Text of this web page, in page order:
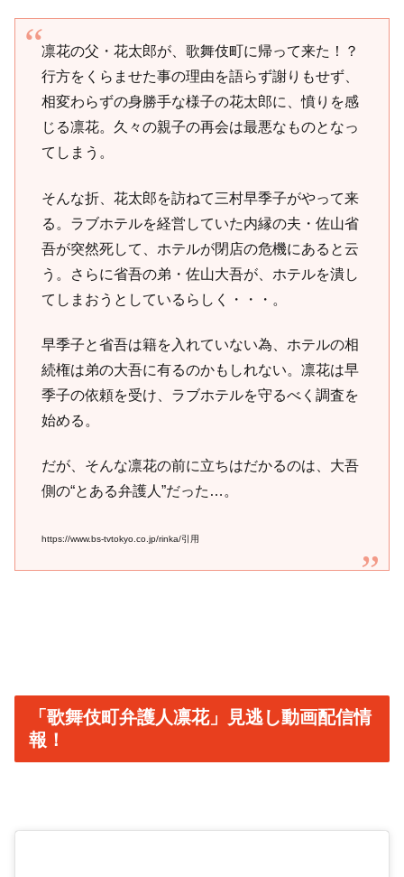
凛花の父・花太郎が、歌舞伎町に帰って来た！？
行方をくらませた事の理由を語らず謝りもせず、
相変わらずの身勝手な様子の花太郎に、憤りを感
じる凛花。久々の親子の再会は最悪なものとなっ
てしまう。
そんな折、花太郎を訪ねて三村早季子がやって来
る。ラブホテルを経営していた内縁の夫・佐山省
吾が突然死して、ホテルが閉店の危機にあると云
う。さらに省吾の弟・佐山大吾が、ホテルを潰し
てしまおうとしているらしく・・・。
早季子と省吾は籍を入れていない為、ホテルの相
続権は弟の大吾に有るのかもしれない。凛花は早
季子の依頼を受け、ラブホテルを守るべく調査を
始める。
だが、そんな凛花の前に立ちはだかるのは、大吾
側の“とある弁護人”だった…。
https://www.bs-tvtokyo.co.jp/rinka/引用
「歌舞伎町弁護人凛花」見逃し動画配信情
報！